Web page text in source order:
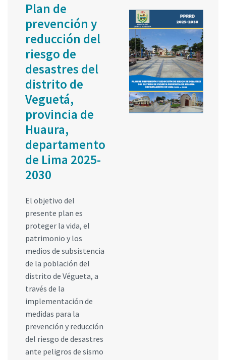
Plan de
prevención y
reducción del
riesgo de
desastres del
distrito de
Veguetá,
provincia de
Huaura,
departamento
de Lima 2025-
2030
El objetivo del
presente plan es
proteger la vida, el
patrimonio y los
medios de subsistencia
de la población del
distrito de Végueta, a
través de la
implementación de
medidas para la
prevención y reducción
del riesgo de desastres
ante peligros de sismo